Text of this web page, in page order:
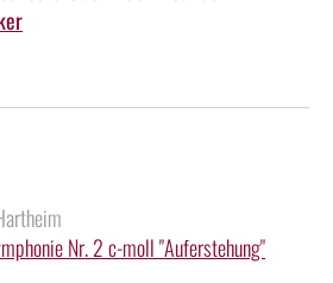
Nr. 2 c-moll "Auferstehung"